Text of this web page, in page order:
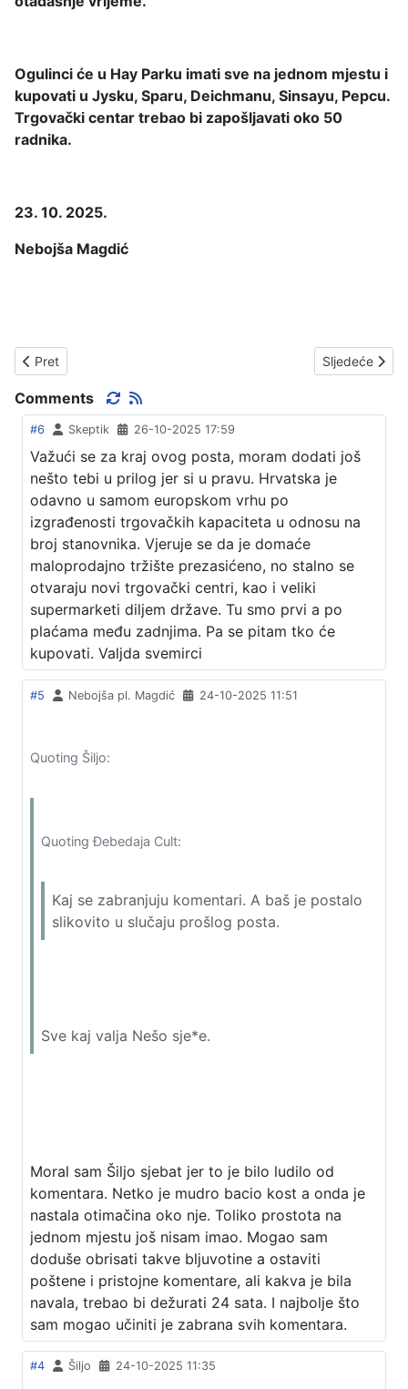
Ogulinci će u Hay Parku imati sve na jednom mjestu i
kupovati u Jysku, Sparu, Deichmanu, Sinsayu, Pepcu.
Trgovački centar trebao bi zapošljavati oko 50
radnika.
23. 10. 2025.
Nebojša Magdić
Prethodni članak: HEY PARK II
Pret Sljedeći
Sljedeće
Comments
#6 Skeptik 26-10-2025 17:59
Važući se za kraj ovog posta, moram dodati još
nešto tebi u prilog jer si u pravu. Hrvatska je
odavno u samom europskom vrhu po
izgrađenosti trgovačkih kapaciteta u odnosu na
broj stanovnika. Vjeruje se da je domaće
maloprodajno tržište prezasićeno, no stalno se
otvaraju novi trgovački centri, kao i veliki
supermarketi diljem države. Tu smo prvi a po
plaćama među zadnjima. Pa se pitam tko će
kupovati. Valjda svemirci
#5 Nebojša pl. Magdić 24-10-2025 11:51
Quoting Šiljo:
Quoting Đebedaja Cult:
Kaj se zabranjuju komentari. A baš je postalo
slikovito u slučaju prošlog posta.
Sve kaj valja Nešo sje*e.
Moral sam Šiljo sjebat jer to je bilo ludilo od
komentara. Netko je mudro bacio kost a onda je
nastala otimačina oko nje. Toliko prostota na
jednom mjestu još nisam imao. Mogao sam
doduše obrisati takve bljuvotine a ostaviti
poštene i pristojne komentare, ali kakva je bila
navala, trebao bi dežurati 24 sata. I najbolje što
sam mogao učiniti je zabrana svih komentara.
#4 Šiljo 24-10-2025 11:35